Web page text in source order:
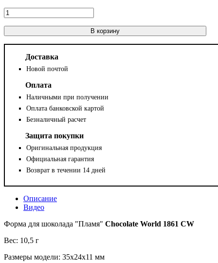
В корзину
Доставка
Новой почтой
Оплата
Наличными при получении
Оплата банковской картой
Безналичный расчет
Защита покупки
Оригинальная продукция
Официальная гарантия
Возврат в течении 14 дней
Описание
Видео
Форма для шоколада "Пламя" Chocolate World 1861 CW
Вес: 10,5 г
Размеры модели: 35x24x11 мм